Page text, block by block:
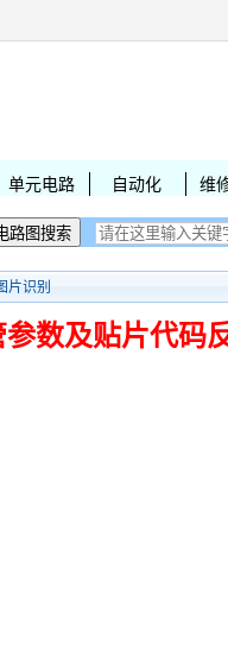
单元电路 自动化 维
片识别
数及贴片代码